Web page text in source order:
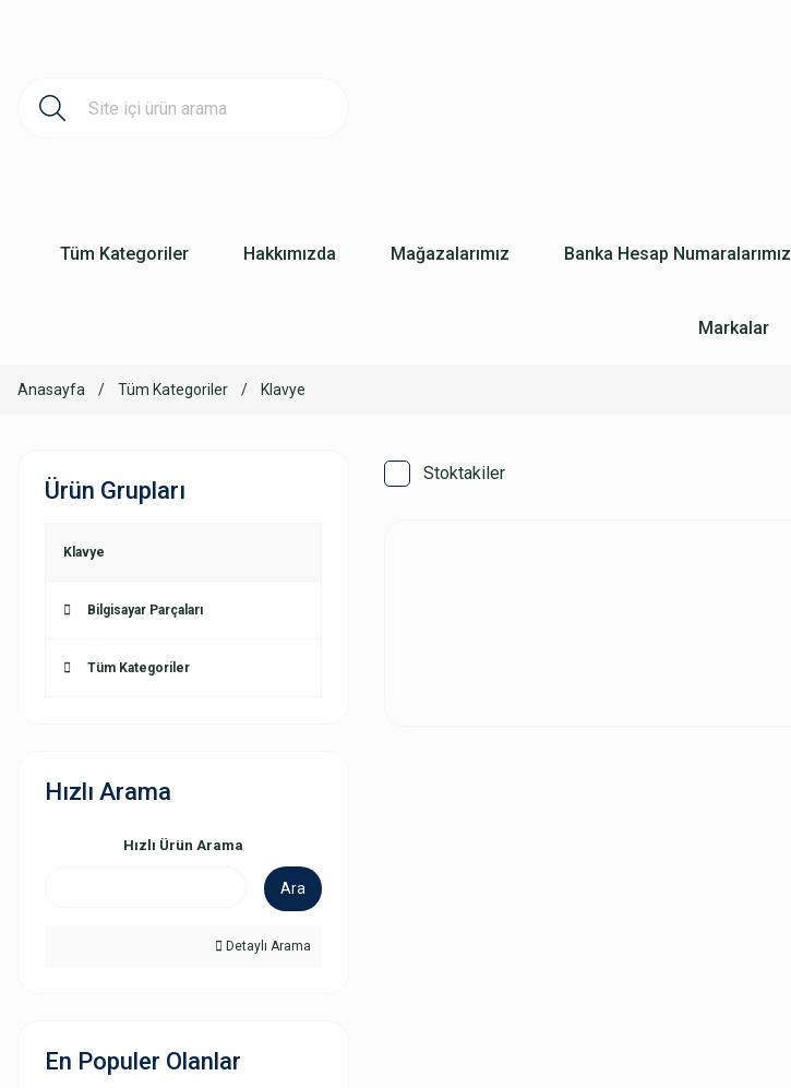
Tüm Kategoriler Hakkımızda Mağazalarımız Banka Hesap Numaralarımız
Markalar
Anasayfa Tüm Kategoriler Klavye
Ürün Grupları
Klavye
Bilgisayar Parçaları
Tüm Kategoriler
Hızlı Arama
Hızlı Ürün Arama
Ara
Detaylı Arama
En Populer Olanlar
Stoktakiler